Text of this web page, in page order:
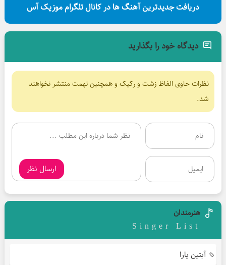
دریافت جدیدترین آهنگ ها در کانال تلگرام موزیک آس
دیدگاه خود را بگذارید
نظرات حاوی الفاظ زشت و رکیک و همچنین تهمت منتشر نخواهند
شد.
ارسال نظر
هنرمندان
Singer List
آبتین یارا